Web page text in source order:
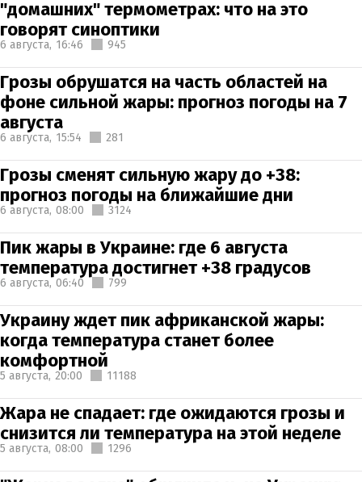
"домашних" термометрах: что на это
говорят синоптики
6 августа, 16:46 945
Грозы обрушатся на часть областей на
фоне сильной жары: прогноз погоды на 7
августа
6 августа, 15:54 281
Грозы сменят сильную жару до +38:
прогноз погоды на ближайшие дни
6 августа, 08:00 3124
Пик жары в Украине: где 6 августа
температура достигнет +38 градусов
6 августа, 06:40 799
Украину ждет пик африканской жары:
когда температура станет более
комфортной
5 августа, 20:00 11188
Жара не спадает: где ожидаются грозы и
снизится ли температура на этой неделе
5 августа, 08:00 1296